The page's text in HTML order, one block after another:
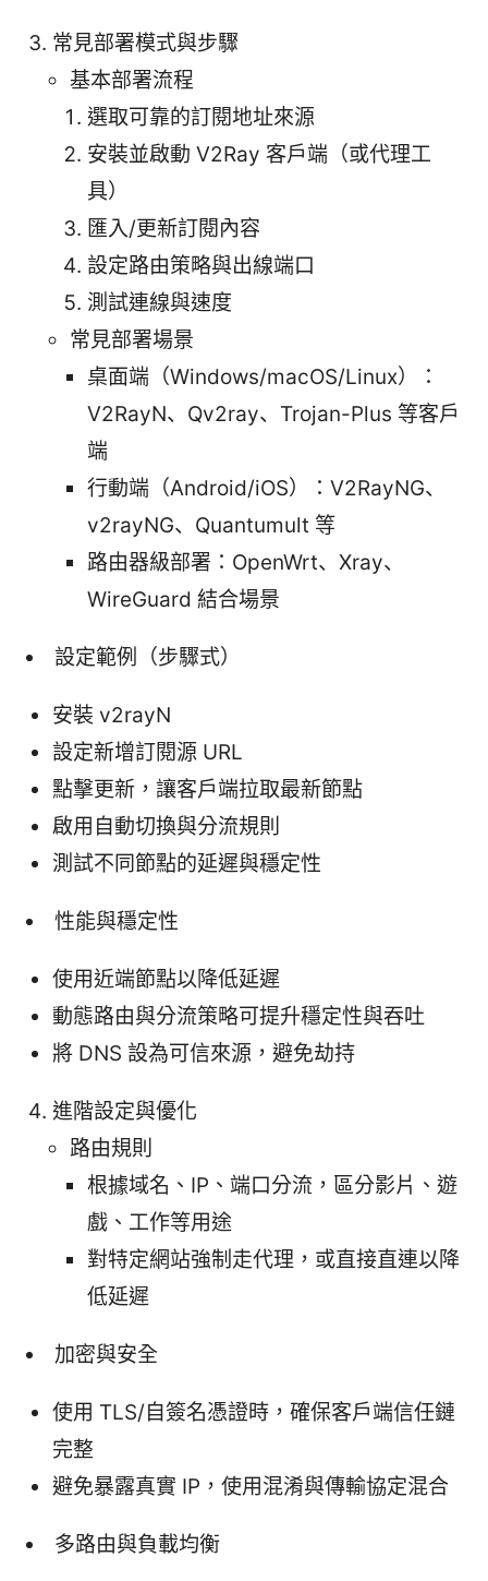
常見部署模式與步驟
基本部署流程
選取可靠的訂閱地址來源
安裝並啟動 V2Ray 客戶端（或代理工
具）
匯入/更新訂閱內容
設定路由策略與出線端口
測試連線與速度
常見部署場景
桌面端（Windows/macOS/Linux）：
V2RayN、Qv2ray、Trojan-Plus 等客戶
端
行動端（Android/iOS）：V2RayNG、
v2rayNG、Quantumult 等
路由器級部署：OpenWrt、Xray、
WireGuard 結合場景
設定範例（步驟式）
安裝 v2rayN
設定新增訂閱源 URL
點擊更新，讓客户端拉取最新節點
啟用自動切換與分流規則
測試不同節點的延遲與穩定性
性能與穩定性
使用近端節點以降低延遲
動態路由與分流策略可提升穩定性與吞吐
將 DNS 設為可信來源，避免劫持
進階設定與優化
路由規則
根據域名、IP、端口分流，區分影片、遊
戲、工作等用途
對特定網站強制走代理，或直接直連以降
低延遲
加密與安全
使用 TLS/自簽名憑證時，確保客戶端信任鏈
完整
避免暴露真實 IP，使用混淆與傳輸協定混合
多路由與負載均衡